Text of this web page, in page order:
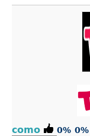
como 0% 0%